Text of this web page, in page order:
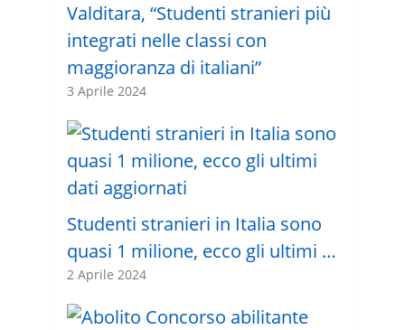
Valditara, “Studenti stranieri più
integrati nelle classi con
maggioranza di italiani”
3 Aprile 2024
Studenti stranieri in Italia sono
quasi 1 milione, ecco gli ultimi …
2 Aprile 2024